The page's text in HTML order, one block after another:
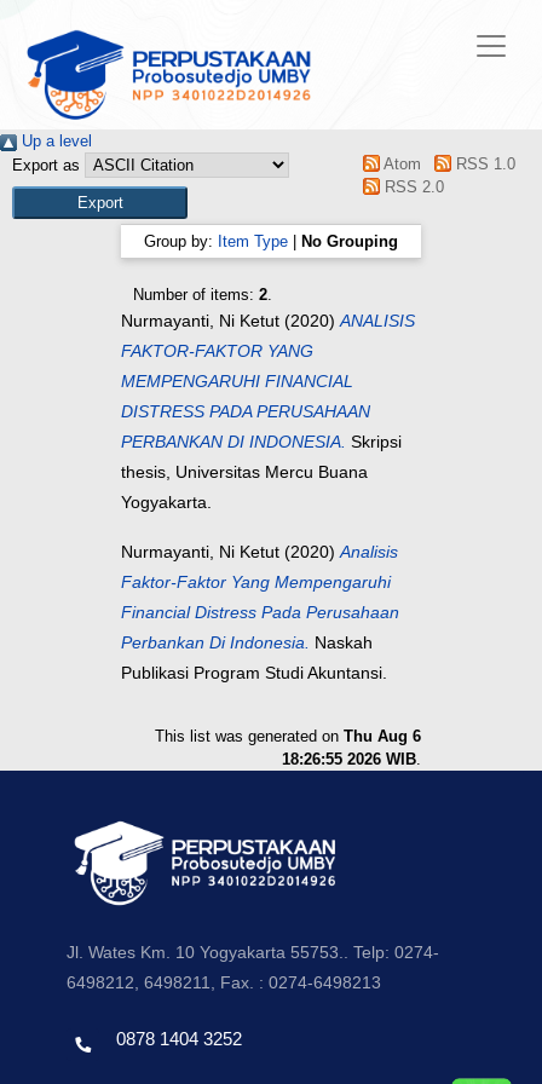
Up a level
Export as
Atom
RSS 1.0
RSS 2.0
Group by: Item Type No Grouping
Number of items: 2.
Nurmayanti, Ni Ketut (2020)ANALISIS
FAKTOR-FAKTOR YANG
MEMPENGARUHI FINANCIAL
DISTRESS PADA PERUSAHAAN
PERBANKAN DI INDONESIA. Skripsi
thesis, Universitas Mercu Buana
Yogyakarta.
Nurmayanti, Ni Ketut (2020)Analisis
Faktor-Faktor Yang Mempengaruhi
Financial Distress Pada Perusahaan
Perbankan Di Indonesia. Naskah
Publikasi Program Studi Akuntansi.
This list was generated on Thu Aug 6
18:26:55 2026 WIB.
Jl. Wates Km. 10 Yogyakarta 55753.. Telp: 0274-
6498212, 6498211, Fax. : 0274-6498213
0878 1404 3252